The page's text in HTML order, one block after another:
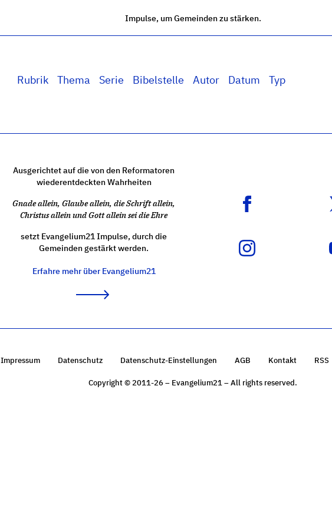
Impulse, um Gemeinden zu stärken.
Rubrik Thema Serie Bibelstelle Autor Datum Typ
Ausgerichtet auf die von den Reformatoren
wiederentdeckten Wahrheiten
Gnade allein, Glaube allein, die Schrift allein,
Christus allein und Gott allein sei die Ehre
setzt Evangelium21 Impulse, durch die
Gemeinden gestärkt werden.
Erfahre mehr über Evangelium21
Impressum Datenschutz Datenschutz-Einstellungen AGB Kontakt RSS
Copyright © 2011-26 – Evangelium21 – All rights reserved.